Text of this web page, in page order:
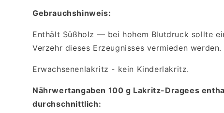
Gebrauchshinweis:
Enthält Süßholz — bei hohem Blutdruck sollte
Verzehr dieses Erzeugnisses vermieden werden.
Erwachsenenlakritz - kein Kinderlakritz.
Nährwertangaben 100 g Lakritz-Dragees
durchschnittlich: